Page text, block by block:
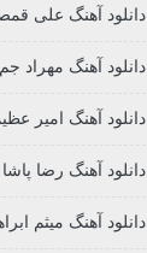
دانلود آهنگ علی
دانلود آهنگ مهراد
دانلود آهنگ امیر
دانلود آهنگ رضا پاشا
دانلود آهنگ میثم